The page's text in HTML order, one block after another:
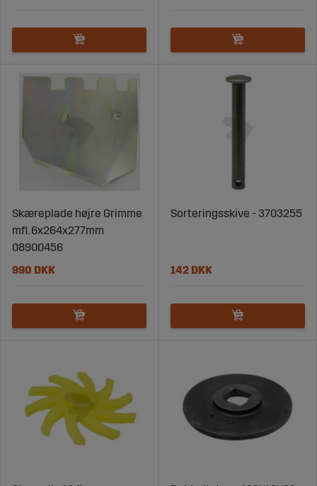
Skæreplade højre Grimme
mfl. 6x264x277mm
08900456
990 DKK
Sorteringsskive - 3703255
142 DKK